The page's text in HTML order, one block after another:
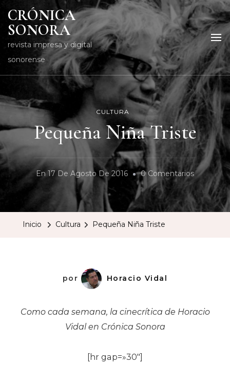
CRÓNICA
SONORA
revista impresa y digital
sonorense
CULTURA
Pequeña Niña Triste
En17 De Agosto De 2016 0 ComentariosEn
Pequeña
Niña
Inicio Cultura Pequeña Niña Triste
por Horacio Vidal
Como cada semana, la cinecrítica de Horacio
Vidalen Crónica Sonora
[hr gap=»30″]